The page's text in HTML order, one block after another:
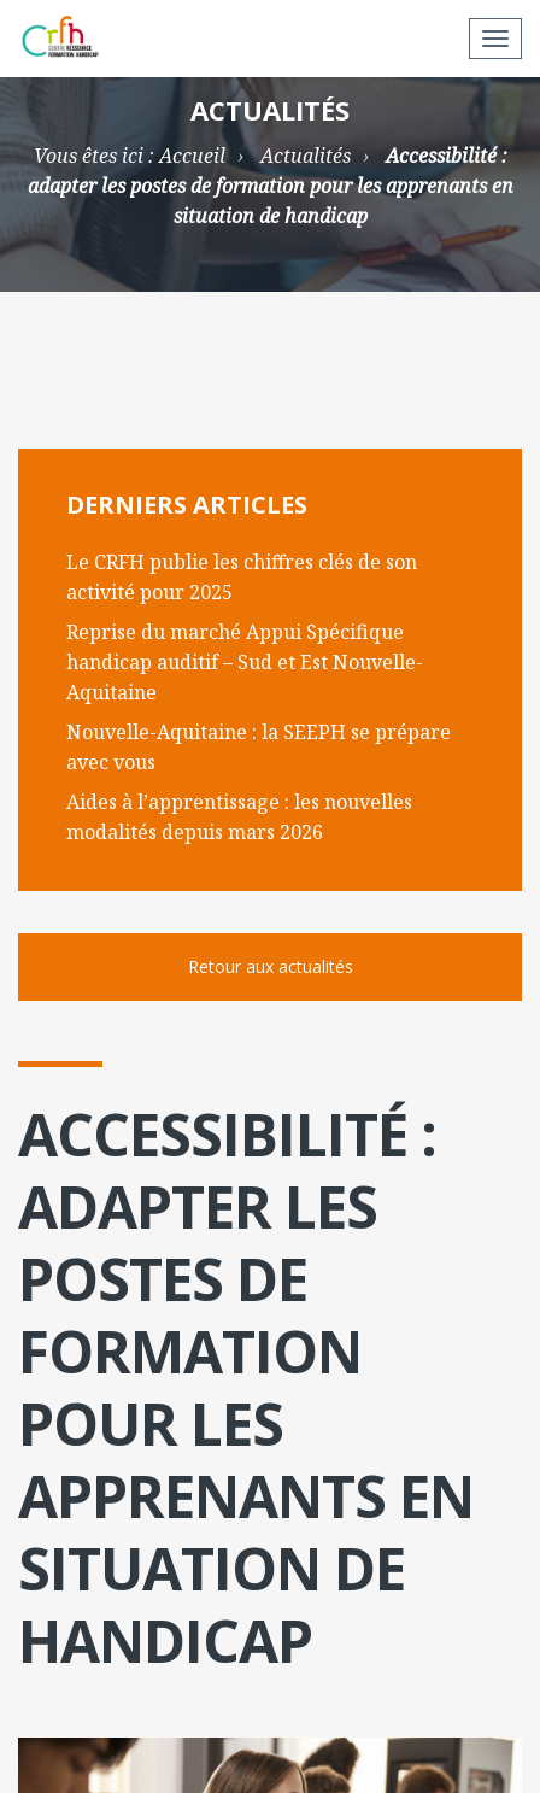
N
a
g
a
t
o
ACTUALITÉS
Vous êtes ici :Accueil Actualités
Accessibilité :
adapter les postes de formation pour les apprenants en
situation de handicap
DERNIERS ARTICLES
Le CRFH publie les chiffres clés de son
activité pour 2025
Reprise du marché Appui Spécifique
handicap auditif – Sud et Est Nouvelle-
Aquitaine
Nouvelle-Aquitaine : la SEEPH se prépare
avec vous
Aides à l’apprentissage : les nouvelles
modalités depuis mars 2026
Retour aux actualités
ACCESSIBILITÉ :
ADAPTER LES
POSTES DE
FORMATION
POUR LES
APPRENANTS EN
SITUATION DE
HANDICAP